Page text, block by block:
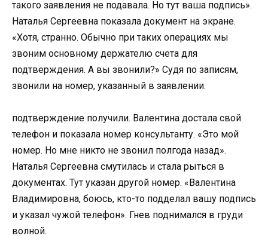
такого заявления не подавала. Но тут ваша подпись».
Наталья Сергеевна показала документ на экране.
«Хотя, странно. Обычно при таких операциях мы
звоним основному держателю счета для
подтверждения. А вы звонили?» Судя по записям,
звонили на номер, указанный в заявлении.
подтверждение получили. Валентина достала свой
телефон и показала номер консультанту. «Это мой
номер. Но мне никто не звонил полгода назад».
Наталья Сергеевна смутилась и стала рыться в
документах. Тут указан другой номер. «Валентина
Владимировна, боюсь, кто-то подделал вашу подпись
и указал чужой телефон». Гнев поднимался в груди
волной.